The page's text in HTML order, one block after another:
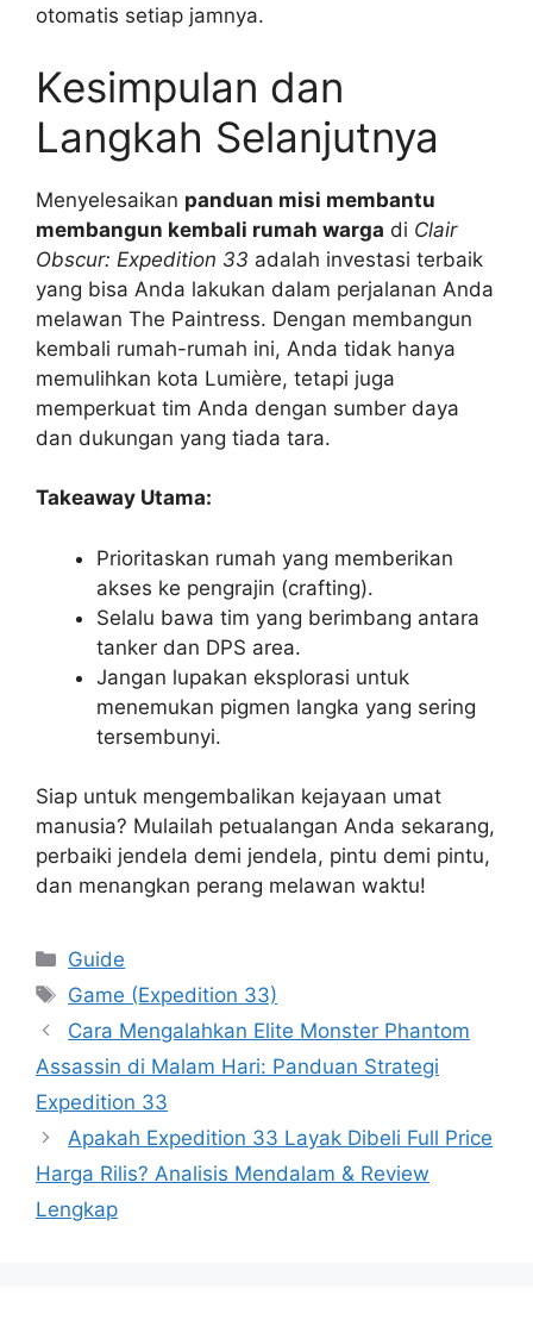
otomatis setiap jamnya.
Kesimpulan dan
Langkah Selanjutnya
Menyelesaikan panduan misi membantu
membangun kembali rumah warga di Clair
Obscur: Expedition 33 adalah investasi terbaik
yang bisa Anda lakukan dalam perjalanan Anda
melawan The Paintress. Dengan membangun
kembali rumah-rumah ini, Anda tidak hanya
memulihkan kota Lumière, tetapi juga
memperkuat tim Anda dengan sumber daya
dan dukungan yang tiada tara.
Takeaway Utama:
Prioritaskan rumah yang memberikan
akses ke pengrajin (crafting).
Selalu bawa tim yang berimbang antara
tanker dan DPS area.
Jangan lupakan eksplorasi untuk
menemukan pigmen langka yang sering
tersembunyi.
Siap untuk mengembalikan kejayaan umat
manusia? Mulailah petualangan Anda sekarang,
perbaiki jendela demi jendela, pintu demi pintu,
dan menangkan perang melawan waktu!
Categories
Guide
Tags
Game (Expedition 33)
Cara Mengalahkan Elite Monster Phantom
Assassin di Malam Hari: Panduan Strategi
Expedition 33
Apakah Expedition 33 Layak Dibeli Full Price
Harga Rilis? Analisis Mendalam & Review
Lengkap